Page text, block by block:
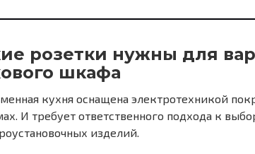
розетки нужны для
шкафа
кухня оснащена электротехникой
И требует ответственного подхода к
изделий.